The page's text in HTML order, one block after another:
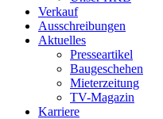
Verkauf
Ausschreibungen
Aktuelles
Presseartikel
Baugeschehen
Mieterzeitung
TV-Magazin
Karriere